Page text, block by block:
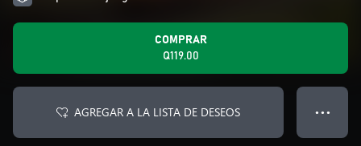
COMPRAR
Q119.00
AGREGAR A LA LISTA DE DESEOS ● ● ●